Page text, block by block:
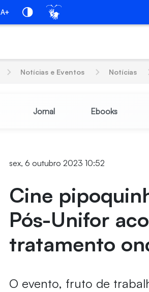
A+
Notícias e Eventos Notícias
Jornal Ebooks
sex, 6 outubro 2023 10:52
Cine
Pós-Unifor
tratamento
O evento, fruto de